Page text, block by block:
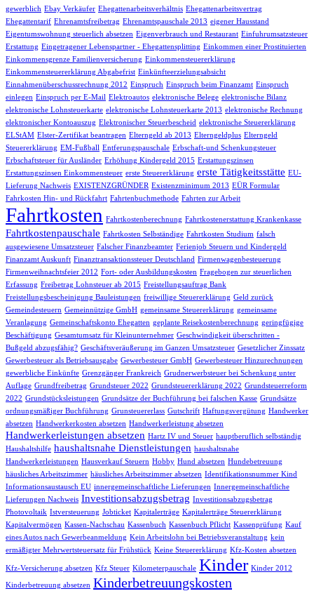
gewerblich Ebay Verkäufer Ehegattenarbeitsverhältnis Ehegattenarbeitsvertrag
Ehegattentarif Ehrenamtsfreibetrag Ehrenamtspauschale 2013 eigener Hausstand
Eigentumswohnung steuerlich absetzen Eigenverbrauch und Restaurant Einfuhrumsatzsteuer
Erstattung Eingetragener Lebenspartner - Ehegattensplitting Einkommen einer Prostituierten
Einkommensgrenze Familienversicherung Einkommensteuererklärung
Einkommensteuererklärung Abgabefrist Einkünfteerzielungsabsicht
Einnahmenüberschussrechnung 2012 Einspruch Einspruch beim Finanzamt Einspruch
einlegen Einspruch per E-Mail Elektroautos elektronische Belege elektronische Bilanz
elektronische Lohnsteuerkarte elektronische Lohnsteuerkarte 2013 elektronische Rechnung
elektronischer Kontoauszug Elektronischer Steuerbescheid elektronische Steuererklärung
ELStAM Elster-Zertifikat beantragen Elterngeld ab 2013 Elterngeldplus Elterngeld
Steuererklärung EM-Fußball Entferungspauschale Erbschaft-und Schenkungsteuer
Erbschaftsteuer für Ausländer Erhöhung Kindergeld 2015 Erstattungszinsen
Erstattungszinsen Einkommensteuer erste Steuererklärung erste Tätigkeitsstätte EU-
Lieferung Nachweis EXISTENZGRÜNDER Existenzminimum 2013 EÜR Formular
Fahrkosten Hin- und Rückfahrt Fahrtenbuchmethode Fahrten zur Arbeit
Fahrtkosten Fahrtkostenberechnung Fahrtkostenerstattung Krankenkasse
Fahrtkostenpauschale Fahrtkosten Selbständige Fahrtkosten Studium falsch
ausgewiesene Umsatzsteuer Falscher Finanzbeamter Ferienjob Steuern und Kindergeld
Finanzamt Auskunft Finanztransaktionssteuer Deutschland Firmenwagenbesteuerung
Firmenweihnachtsfeier 2012 Fort- oder Ausbildungskosten Fragebogen zur steuerlichen
Erfassung Freibetrag Lohnsteuer ab 2015 Freistellungsauftrag Bank
Freistellungsbescheinigung Bauleistungen freiwillige Steuererklärung Geld zurück
Gemeindesteuern Gemeinnützige GmbH gemeinsame Steuererklärung gemeinsame
Veranlagung Gemeinschaftskonto Ehegatten geplante Reisekostenberechnung geringfügige
Beschäftigung Gesamtumsatz für Kleinunternehmer Geschwindigkeit überschritten -
Bußgeld abzugsfähig? Geschäftsveräußerung im Ganzen Umsatzsteuer Gesetzlicher Zinssatz
Gewerbesteuer als Betriebsausgabe Gewerbesteuer GmbH Gewerbesteuer Hinzurechnungen
gewerbliche Einkünfte Grenzgänger Frankreich Grudnerwerbsteuer bei Schenkung unter
Auflage Grundfreibetrag Grundsteuer 2022 Grundsteuererklärung 2022 Grundsteuerreform
2022 Grundstücksleistungen Grundsätze der Buchführung bei falschen Kasse Grundsätze
ordnungsmäßiger Buchführung Grunsteuererlass Gutschrift Haftungsvergütung Handwerker
absetzen Handwerkerkosten absetzen Handwerkerleistung absetzen
Handwerkerleistungen absetzen Hartz IV und Steuer hauptberuflich selbständig
Haushaltshilfe haushaltsnahe Dienstleistungen haushaltsnahe
Handwerkerleistungen Hausverkauf Steuern Hobby Hund absetzen Hundebetreuung
häusliches Arbeitszimmer häusliches Arbeitszimmer absetzen Identifikationsnummer Kind
Informationsaustausch EU innergemeinschaftliche Lieferungen Innergemeinschaftliche
Lieferungen Nachweis Investitionsabzugsbetrag Investitionsabzugsbetrag
Photovoltaik Istversteuerung Jobticket Kapitalerträge Kapitalerträge Steuererklärung
Kapitalvermögen Kassen-Nachschau Kassenbuch Kassenbuch Pflicht Kassenprüfung Kauf
eines Autos nach Gewerbeanmeldung Kein Arbeitslohn bei Betriebsveranstaltung kein
ermäßigter Mehrwertsteuersatz für Frühstück Keine Steuererklärung Kfz-Kosten absetzen
Kfz-Versicherung absetzen Kfz Steuer Kilometerpauschale Kinder Kinder 2012
Kinderbetreuung absetzen Kinderbetreuungskosten